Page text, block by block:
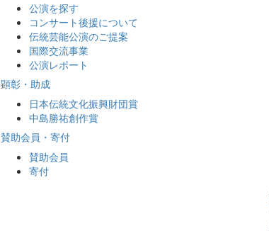
公演を探す
コンサート後援について
伝統芸能公演のご提案
国際交流事業
公演レポート
顕彰・助成
日本伝統文化振興財団賞
中島勝祐創作賞
賛助会員・寄付
賛助会員
寄付